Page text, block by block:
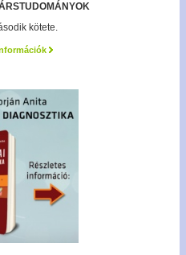
kötete.